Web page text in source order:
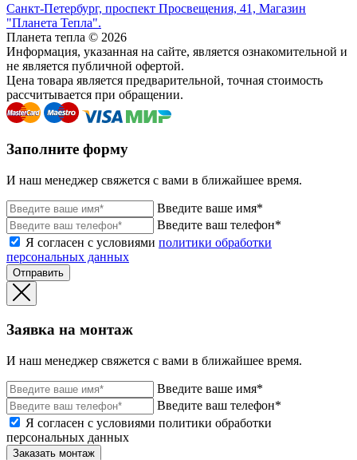
Санкт-Петербург, проспект Просвещения, 41, Магазин
"Планета Тепла".
Планета тепла © 2026
Информация, указанная на сайте, является ознакомительной и
не является публичной офертой.
Цена товара является предварительной, точная стоимость
рассчитывается при обращении.
Заполните форму
И наш менеджер свяжется с вами в ближайшее время.
Введите ваше имя*
Введите ваш телефон*
Я согласен с условиями политики обработки
персональных данных
Отправить
Заявка на монтаж
И наш менеджер свяжется с вами в ближайшее время.
Введите ваше имя*
Введите ваш телефон*
Я согласен с условиями политики обработки
персональных данных
Заказать монтаж